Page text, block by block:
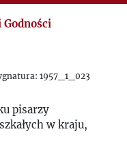
1959
1961
1962
Godności
1957_1_023
pisarzy
w kraju,